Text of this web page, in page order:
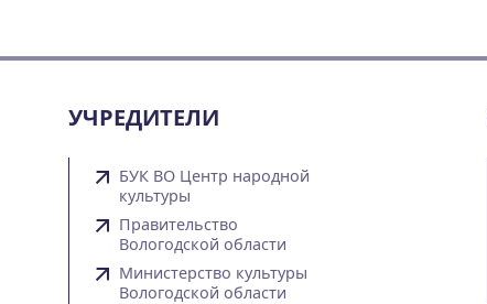
УЧРЕДИТЕЛИ
БУК ВО Центр народной
культуры
Правительство
Вологодской области
Министерство культуры
Вологодской области